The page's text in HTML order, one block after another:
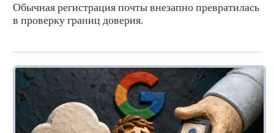
Обычная регистрация почты внезапно превратилась
в проверку границ доверия.